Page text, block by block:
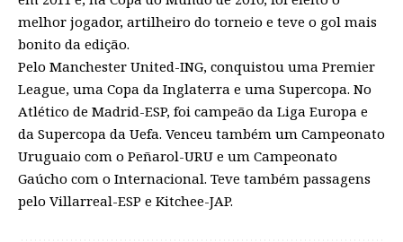
melhor jogador, artilheiro do torneio e teve o gol mais
bonito da edição.
Pelo Manchester United-ING, conquistou uma Premier
League, uma Copa da Inglaterra e uma Supercopa. No
Atlético de Madrid-ESP, foi campeão da Liga Europa e
da Supercopa da Uefa. Venceu também um Campeonato
Uruguaio com o Peñarol-URU e um Campeonato
Gaúcho com o Internacional. Teve também passagens
pelo Villarreal-ESP e Kitchee-JAP.